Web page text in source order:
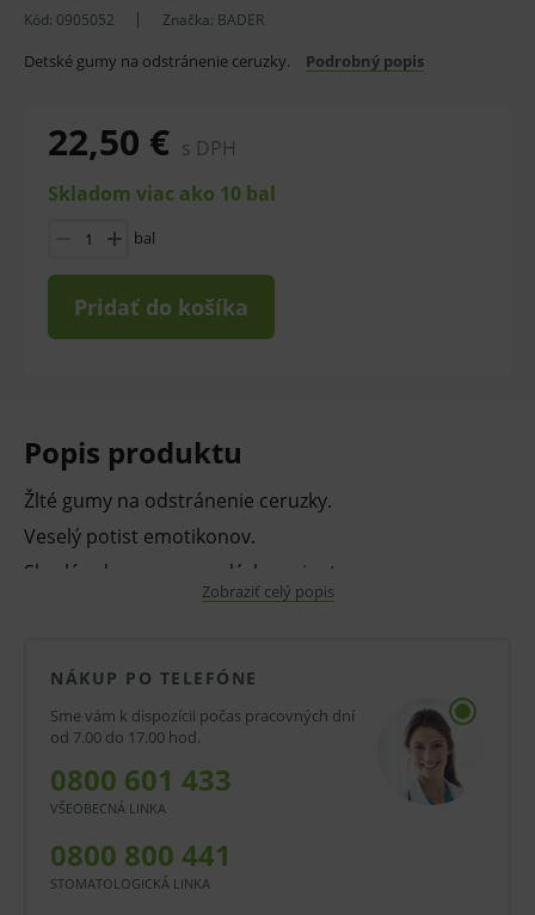
Kód: 0905052 Značka: BADER
Detské gumy na odstránenie ceruzky. Podrobný popis
22,50 € s DPH
Skladom viac ako 10 bal
bal
Pridať do košíka
Popis produktu
Žlté gumy na odstránenie ceruzky.
Veselý potist emotikonov.
Skvelá odmena pre malých pacientov.
V prípade porušenia zapečateného obalu tohto
tovaru nie je z dôvodu ochrany zdravia alebo
hygienických dôvodov možné odstúpiť od kúpnej
Zobraziť celý popis
NÁKUP PO TELEFÓNE
Sme vám k dispozícii počas pracovných dní
od 7.00 do 17.00 hod.
0800 601 433
VŠEOBECNÁ LINKA
0800 800 441
STOMATOLOGICKÁ LINKA